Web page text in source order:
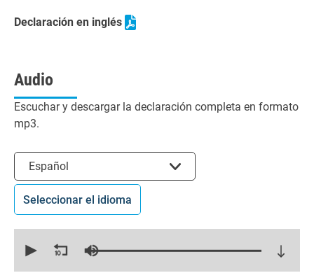
Declaración en inglés
Audio
Escuchar y descargar la declaración completa en formato
mp3.
Seleccionar el idioma
Español
Seleccionar el idioma
seconds